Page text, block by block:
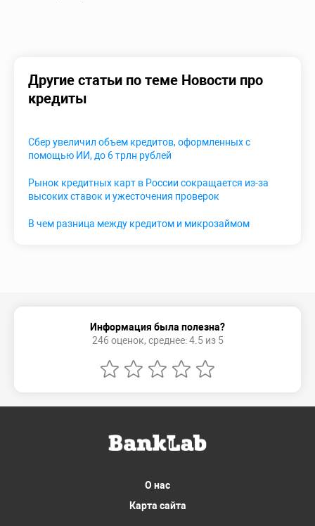
Другие статьи по теме Новости про
кредиты
Сбер увеличил объем кредитов, оформленных с
помощью ИИ, до 6 трлн рублей
Рынок кредитных карт в России сокращается из-за
высоких ставок и ужесточения проверок
В чем разница между кредитом и микрозаймом
Информация была полезна?
246 оценок, среднее: 4.5 из 5
О нас
Карта сайта